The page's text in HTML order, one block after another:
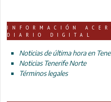
INFORMACIÓN
DIARIO DIGITAL
Noticias de última hora en
Noticias Tenerife Norte
Términos legales